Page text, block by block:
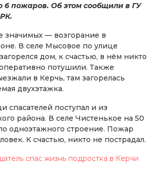
6 пожаров. Об этом сообщили в ГУ
значимых — возгорание в
В селе Мысовое по улице
дом, к счастью, в нём никто
потушили. Также
в Керчь, там загорелась
двухэтажка.
спасателей поступал и из
района. В селе Чистенькое на 50
одноэтажного строение. Пожар
К счастью, никто не пострадал.
спас жизнь подростка в Керчи